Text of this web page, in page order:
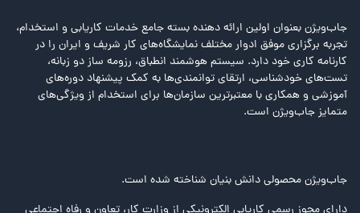
جاب‌ویژن بعنوان اولین ارائه دهنده بسته جامع خدمات کاریابی و استخدام،
تجربه برگزاری موفق ادوار مختلف نمایشگاه‌های کار شریف و ایران را در
کارنامه کاری خود دارد. سیستم هوشمند انطباق، رزومه ساز دو زبانه،
تست‌های خودشناسی، ارتقای توانمندی‌ها به کمک پیشنهاد دوره‌های
آموزشی و همکاری با معتبرترین سازمان‌ها برای استخدام از ویژگی‌های
متمایز جاب‌ویژن است.
جاب‌ویژن محصولی دانش بنیان شناخته شده است.